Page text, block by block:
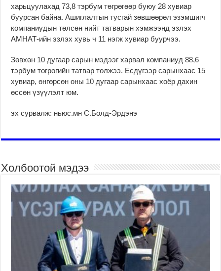
харьцуулахад 73,8 тэрбум төгрөгөөр буюу 28 хувиар
буурсан байна. Ашиглалтын тусгай зөвшөөрөл эзэмшигч
компаниудын төлсөн нийт татварын хэмжээнд эзлэх
АМНАТ-ийн эзлэх хувь ч 11 нэгж хувиар буурчээ.
Зөвхөн 10 дугаар сарын мэдээг харвал компаниуд 88,6
тэрбум төгрөгийн татвар төлжээ. Есдүгээр сарынхаас 15
хувиар, өнгөрсөн оны 10 дугаар сарынхаас хоёр дахин
өссөн үзүүлэлт юм.
эх сурвалж: ньюс.мн С.Болд-Эрдэнэ
Холбоотой мэдээ